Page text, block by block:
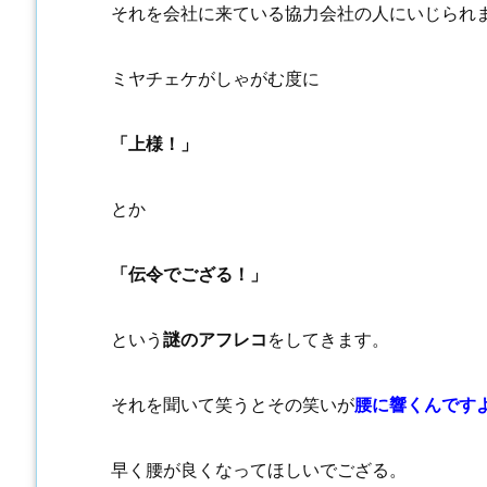
それを会社に来ている協力会社の人にいじられ
ミヤチェケがしゃがむ度に
「上様！」
とか
「伝令でござる！」
という 謎のアフレコ をしてきます。
それを聞いて笑うとその笑いが腰に響くんです
早く腰が良くなってほしいでござる。